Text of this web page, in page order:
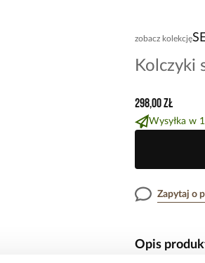
zobacz kolekcję
Kolczyki
298,00 zł
Wysyłka w
Zapytaj o
Opis